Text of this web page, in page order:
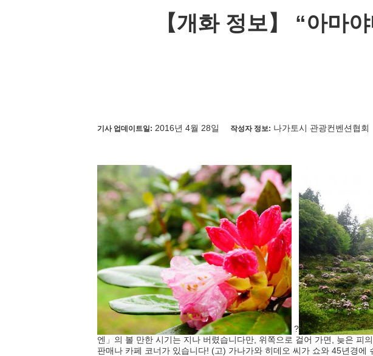
【개화 정보】 “아마
기사 업데이트일: 2016년 4월 28일 작성자 정보: 나가토시 관광컨벤션협회
?
엔」의 볼 만한 시기는 지나 버렸습니다만, 위쪽으로 걸어 가면, 늦은 피
판매나 카페 코너가 있습니다! (고) 가나가와 히데오 씨가 쇼와 45년경